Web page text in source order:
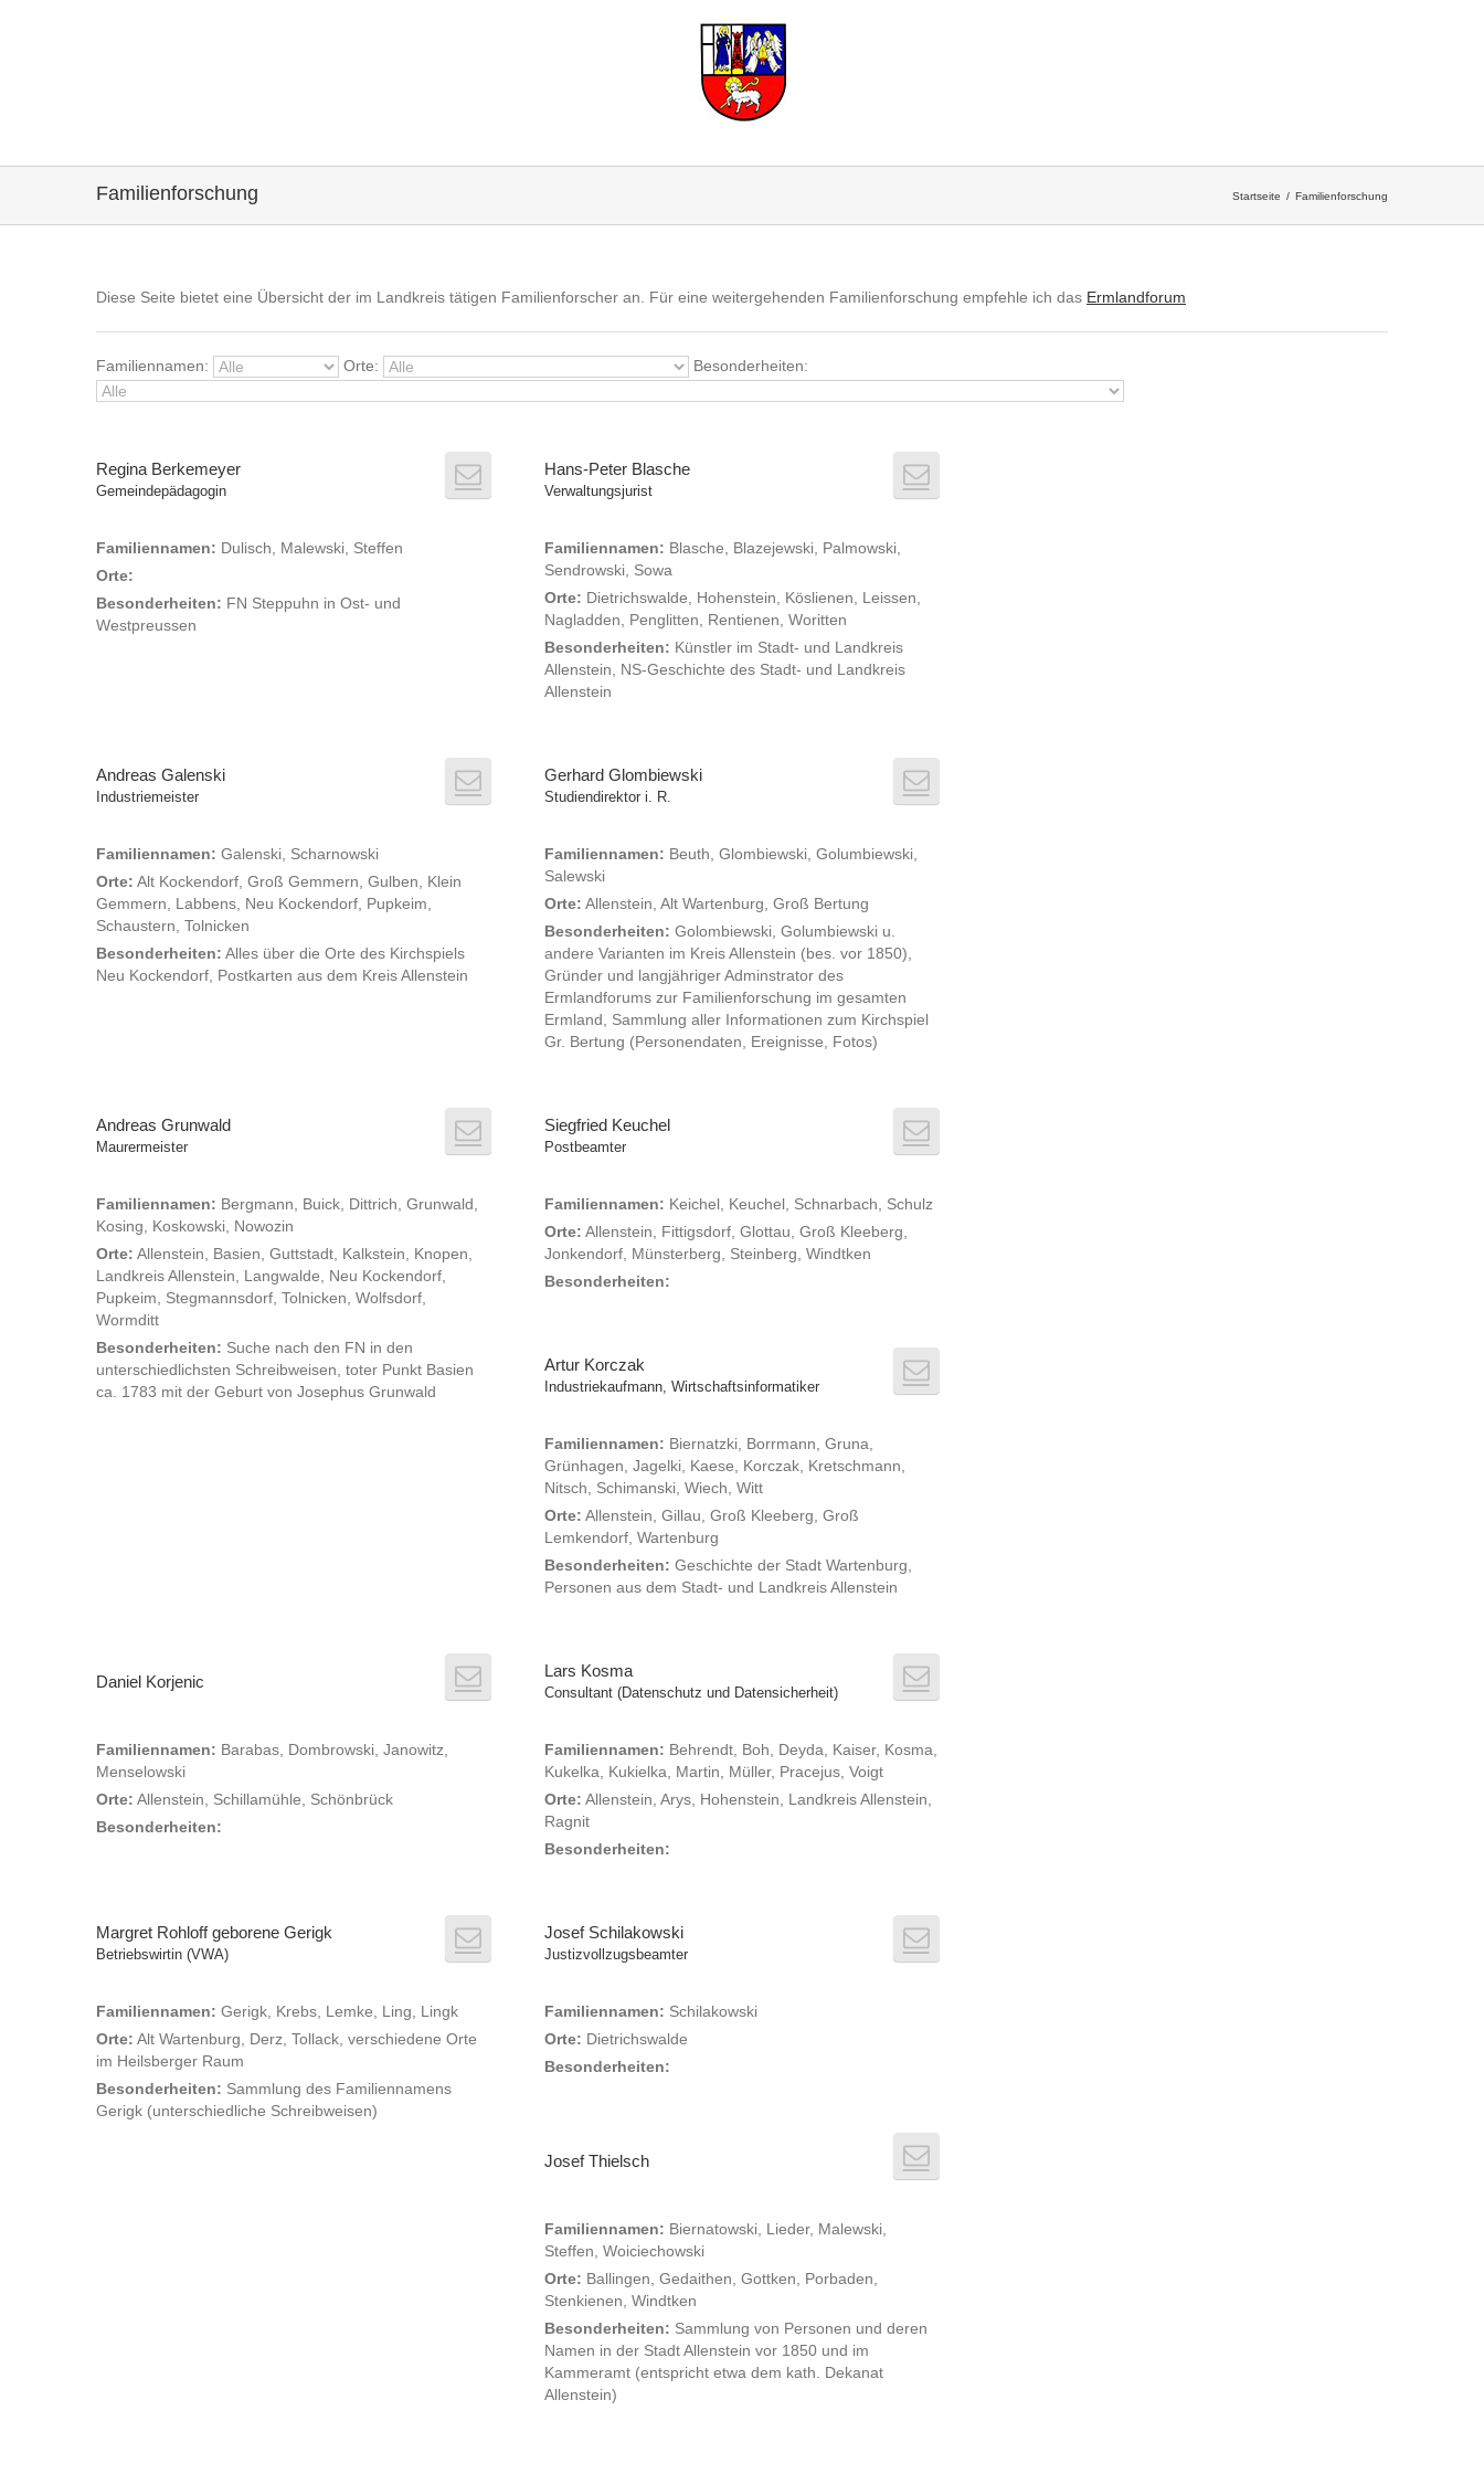
Familienforschung Startseite Familienforschung
Diese Seite bietet eine Übersicht der im Landkreis tätigen Familienforscher an. Für eine weitergehenden Familienforschung empfehle ich das Ermlandforum
Familiennamen: Orte: Besonderheiten:
Regina Berkemeyer
Gemeindepädagogin
Familiennamen: Dulisch, Malewski, Steffen
Orte:
Besonderheiten: FN Steppuhn in Ost- und
Westpreussen
Hans-Peter Blasche
Verwaltungsjurist
Familiennamen: Blasche, Blazejewski, Palmowski,
Sendrowski, Sowa
Orte: Dietrichswalde, Hohenstein, Köslienen, Leissen,
Nagladden, Penglitten, Rentienen, Woritten
Besonderheiten: Künstler im Stadt- und Landkreis
Allenstein, NS-Geschichte des Stadt- und Landkreis
Allenstein
Andreas Galenski
Industriemeister
Familiennamen: Galenski, Scharnowski
Orte: Alt Kockendorf, Groß Gemmern, Gulben, Klein
Gemmern, Labbens, Neu Kockendorf, Pupkeim,
Schaustern, Tolnicken
Besonderheiten: Alles über die Orte des Kirchspiels
Neu Kockendorf, Postkarten aus dem Kreis Allenstein
Gerhard Glombiewski
Studiendirektor i. R.
Familiennamen: Beuth, Glombiewski, Golumbiewski,
Salewski
Orte: Allenstein, Alt Wartenburg, Groß Bertung
Besonderheiten: Golombiewski, Golumbiewski u.
andere Varianten im Kreis Allenstein (bes. vor 1850),
Gründer und langjähriger Adminstrator des
Ermlandforums zur Familienforschung im gesamten
Ermland, Sammlung aller Informationen zum Kirchspiel
Gr. Bertung (Personendaten, Ereignisse, Fotos)
Andreas Grunwald
Maurermeister
Familiennamen: Bergmann, Buick, Dittrich, Grunwald,
Kosing, Koskowski, Nowozin
Orte: Allenstein, Basien, Guttstadt, Kalkstein, Knopen,
Landkreis Allenstein, Langwalde, Neu Kockendorf,
Pupkeim, Stegmannsdorf, Tolnicken, Wolfsdorf,
Wormditt
Besonderheiten: Suche nach den FN in den
unterschiedlichsten Schreibweisen, toter Punkt Basien
ca. 1783 mit der Geburt von Josephus Grunwald
Siegfried Keuchel
Postbeamter
Familiennamen: Keichel, Keuchel, Schnarbach, Schulz
Orte: Allenstein, Fittigsdorf, Glottau, Groß Kleeberg,
Jonkendorf, Münsterberg, Steinberg, Windtken
Besonderheiten:
Artur Korczak
Industriekaufmann, Wirtschaftsinformatiker
Familiennamen: Biernatzki, Borrmann, Gruna,
Grünhagen, Jagelki, Kaese, Korczak, Kretschmann,
Nitsch, Schimanski, Wiech, Witt
Orte: Allenstein, Gillau, Groß Kleeberg, Groß
Lemkendorf, Wartenburg
Besonderheiten: Geschichte der Stadt Wartenburg,
Personen aus dem Stadt- und Landkreis Allenstein
Daniel Korjenic
Familiennamen: Barabas, Dombrowski, Janowitz,
Menselowski
Orte: Allenstein, Schillamühle, Schönbrück
Besonderheiten:
Lars Kosma
Consultant (Datenschutz und Datensicherheit)
Familiennamen: Behrendt, Boh, Deyda, Kaiser, Kosma,
Kukelka, Kukielka, Martin, Müller, Pracejus, Voigt
Orte: Allenstein, Arys, Hohenstein, Landkreis Allenstein,
Ragnit
Besonderheiten:
Margret Rohloff geborene Gerigk
Betriebswirtin (VWA)
Familiennamen: Gerigk, Krebs, Lemke, Ling, Lingk
Orte: Alt Wartenburg, Derz, Tollack, verschiedene Orte
im Heilsberger Raum
Besonderheiten: Sammlung des Familiennamens
Gerigk (unterschiedliche Schreibweisen)
Josef Schilakowski
Justizvollzugsbeamter
Familiennamen: Schilakowski
Orte: Dietrichswalde
Besonderheiten:
Josef Thielsch
Familiennamen: Biernatowski, Lieder, Malewski,
Steffen, Woiciechowski
Orte: Ballingen, Gedaithen, Gottken, Porbaden,
Stenkienen, Windtken
Besonderheiten: Sammlung von Personen und deren
Namen in der Stadt Allenstein vor 1850 und im
Kammeramt (entspricht etwa dem kath. Dekanat
Allenstein)